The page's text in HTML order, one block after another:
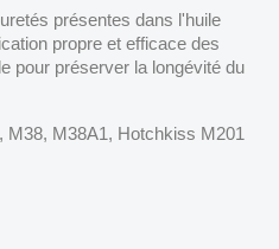
présentes dans l'huile
propre et efficace des
pour préserver la longévité du
M38A1, Hotchkiss M201